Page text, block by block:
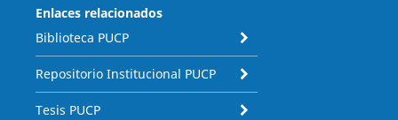
Enlaces relacionados
Biblioteca PUCP
Repositorio Institucional PUCP
Tesis PUCP